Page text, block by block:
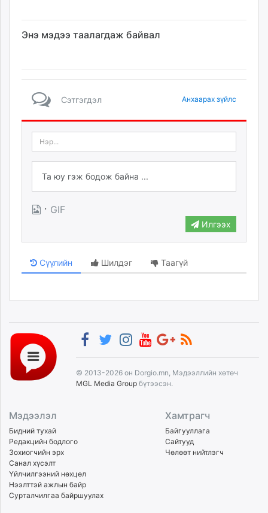
Энэ мэдээ таалагдаж байвал
Сэтгэгдэл Анхаарах зүйлс
· GIF
Илгээх
Сүүлийн Шилдэг Таагүй
© 2013-2026 он Dorgio.mn, Мэдээллийн хөтөч
MGL Media Group бүтээсэн.
Мэдээлэл
Бидний тухай
Редакцийн бодлого
Зохиогчийн эрх
Санал хүсэлт
Үйлчилгээний нөхцөл
Нээлттэй ажлын байр
Сурталчилгаа байршуулах
Хамтрагч
Байгууллага
Сайтууд
Чөлөөт нийтлэгч